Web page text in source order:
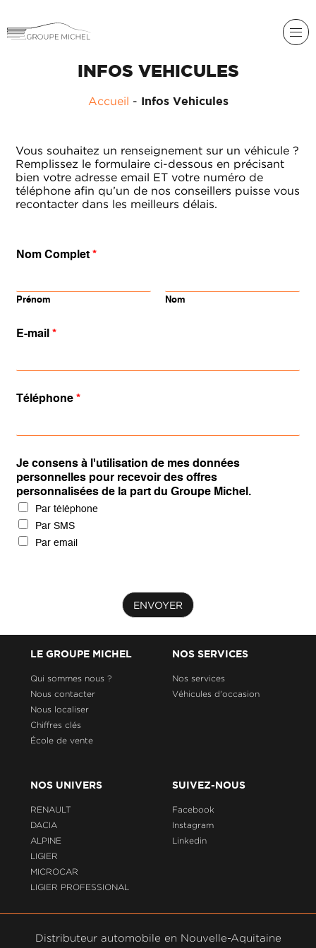
LIGIER
MICROCAR
SERVICES
GROUPE
MICHEL
ACADÉMIE
GROUPE
MICHEL
ACTUALITÉS
INFOS VEHICULES
Accueil - Infos Vehicules
Vous souhaitez un renseignement sur un véhicule ?
Remplissez le formulaire ci-dessous en précisant
bien votre adresse email ET votre numéro de
téléphone afin qu’un de nos conseillers puisse vous
recontacter dans les meilleurs délais.
Nom Complet*
Prénom Nom
E-mail*
Téléphone*
Je consens à l'utilisation de mes données
personnelles pour recevoir des offres
personnalisées de la part du Groupe Michel.
Par téléphone
Par SMS
Par email
ENVOYER
LE GROUPE MICHEL
Qui sommes nous ?
Nous contacter
Nous localiser
Chiffres clés
École de vente
NOS SERVICES
Nos services
Véhicules d'occasion
NOS UNIVERS
RENAULT
DACIA
ALPINE
LIGIER
MICROCAR
LIGIER PROFESSIONAL
SUIVEZ-NOUS
Facebook
Instagram
Linkedin
Distributeur automobile en Nouvelle-Aquitaine